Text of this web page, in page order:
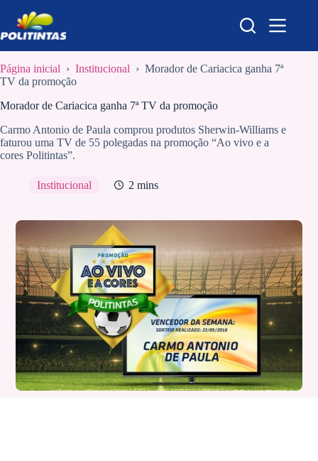
para
o
conteúdo
Página inicial › Institucional › Morador de Cariacica ganha 7ª
TV da promoção
Morador de Cariacica ganha 7ª TV da promoção
Carmo Antonio de Paula comprou produtos Sherwin-Williams e
faturou uma TV de 55 polegadas na promoção “Ao vivo e a
cores Politintas”.
Institucional 2 mins